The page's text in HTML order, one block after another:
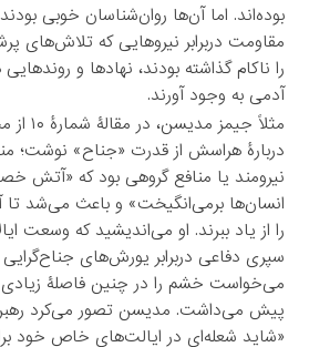
بوده‌اند. اما آن‌ها روان‌شناسان خوبی
مقاومت دربرابر نیروهایی که تلاش‌های
را ناکام گذاشته بودند، نهادها و
آدمی به وجود آورند.
مثلاً جیمز مدیسن، در مقالۀ شمارۀ ۱۰ از مجموعۀ فدرالیست
دربارۀ هراسش از قدرت «جناح» نوشت؛
نیرومند یا منافع گروهی بود که «آتش
انسان‌ها برمی‌انگیخت» و باعث می‌شد
را از یاد ببرند. او می‌اندیشید که وسعت
سپری دفاعی دربرابر یورش‌های
می‌خواست خشم را در چنین فاصلۀ زیادی
پیش می‌داشت. مدیسن تصور می‌کرد
«شاید شعله‌ای در ایالت‌های خاص خود